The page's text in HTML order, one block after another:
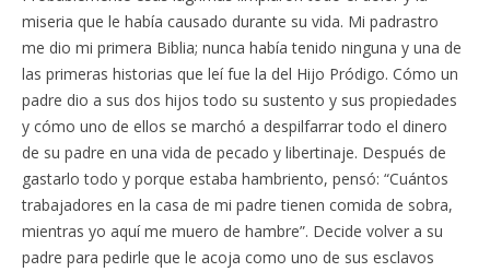
miseria que le había causado durante su vida. Mi padrastro
me dio mi primera Biblia; nunca había tenido ninguna y una de
las primeras historias que leí fue la del Hijo Pródigo. Cómo un
padre dio a sus dos hijos todo su sustento y sus propiedades
y cómo uno de ellos se marchó a despilfarrar todo el dinero
de su padre en una vida de pecado y libertinaje. Después de
gastarlo todo y porque estaba hambriento, pensó: “Cuántos
trabajadores en la casa de mi padre tienen comida de sobra,
mientras yo aquí me muero de hambre”. Decide volver a su
padre para pedirle que le acoja como uno de sus esclavos